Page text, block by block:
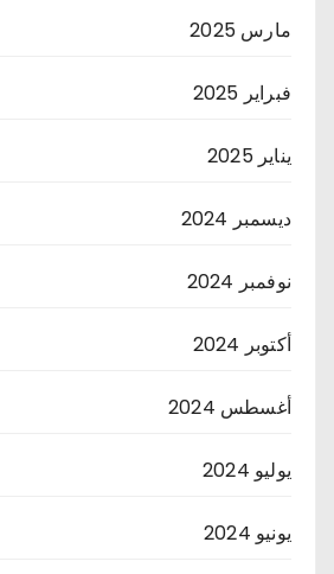
مارس 2025
فبراير 2025
يناير 2025
ديسمبر 2024
نوفمبر 2024
أكتوبر 2024
أغسطس 2024
يوليو 2024
يونيو 2024